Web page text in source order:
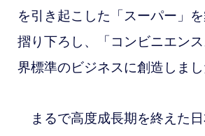
を引き起こした「スーパー」
摺り下ろし、「コンビニエン
界標準のビジネスに創造しまし
まるで高度成長期を終えた